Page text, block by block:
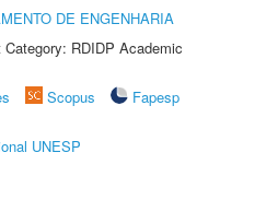
DE ENGENHARIA
RDIDP Academic
Scopus
Fapesp
UNESP